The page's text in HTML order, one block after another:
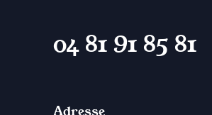
04 81 91 85 81